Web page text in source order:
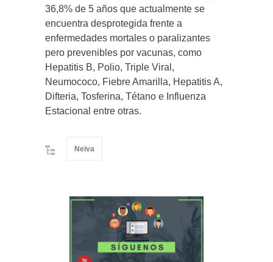
36,8% de 5 años que actualmente se
encuentra desprotegida frente a
enfermedades mortales o paralizantes
pero prevenibles por vacunas, como
Hepatitis B, Polio, Triple Viral,
Neumococo, Fiebre Amarilla, Hepatitis A,
Difteria, Tosferina, Tétano e Influenza
Estacional entre otras.
Neiva